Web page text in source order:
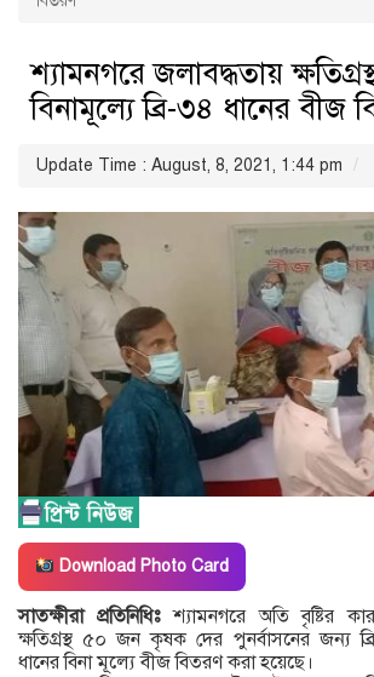
শ্যামনগরে জলাবদ্ধতায়
বিনামূল্যে ব্রি-৩৪ ধানের বীজ
Update Time : August, 8, 2021, 1:44 pm
Download Photo Card
সাতক্ষীরা প্রতিনিধিঃশ্যামনগরে অতি বৃষ্টির
ক্ষতিগ্রস্থ ৫০ জন কৃষক দের পুনর্বাসনের জন্য
ধানের বিনা মূল্যে বীজ বিতরণ করা হয়েছে।